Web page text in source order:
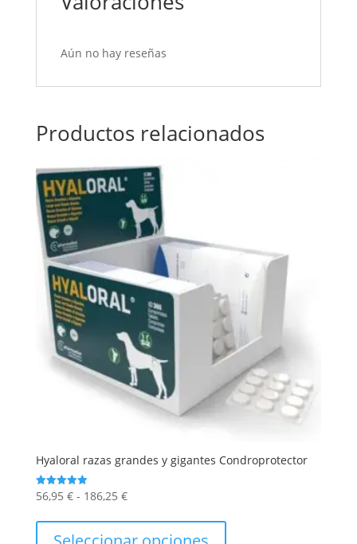
Aún no hay reseñas
Productos relacionados
Hyaloral razas grandes y gigantes Condroprotector
Valorado
con
de 5
56,95 € - 186,25 €Rango